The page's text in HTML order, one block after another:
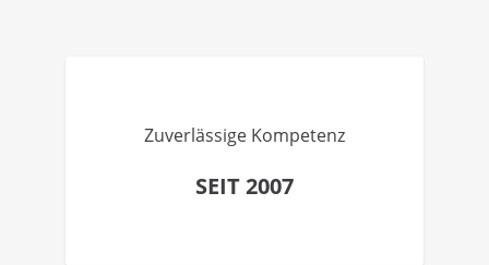
Zuverlässige Kompetenz
SEIT 2007